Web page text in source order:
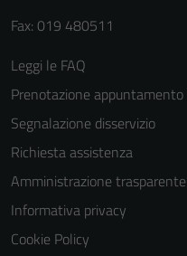
Fax: 019 480511
Leggi le FAQ
Prenotazione appuntamento
Segnalazione disservizio
Richiesta assistenza
Amministrazione trasparente
Informativa privacy
Cookie Policy